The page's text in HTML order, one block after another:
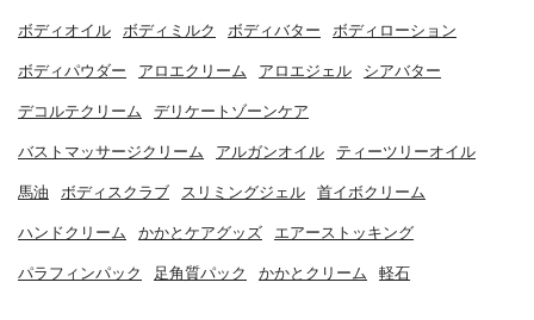
ボディオイル ボディミルク ボディバター ボディローション
ボディパウダー アロエクリーム アロエジェル シアバター
デコルテクリーム デリケートゾーンケア
バストマッサージクリーム アルガンオイル ティーツリーオイル
馬油 ボディスクラブ スリミングジェル 首イボクリーム
ハンドクリーム かかとケアグッズ エアーストッキング
パラフィンパック 足角質パック かかとクリーム 軽石